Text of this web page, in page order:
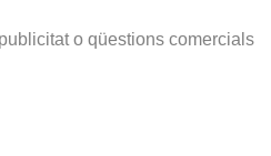
o qüestions comercials